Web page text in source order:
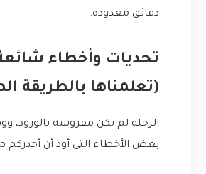
دقائق معدودة.
تحديات وأخطاء
(تعلمناها بالطريقة
الرحلة لم تكن مفروشة بالورود،
بعض الأخطاء التي أود أن أحذركم